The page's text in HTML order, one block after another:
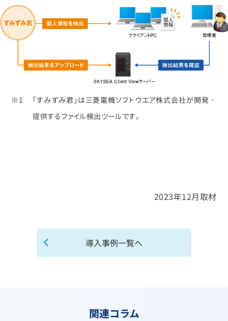
「すみずみ君」は三菱電機ソフトウエア株式会社が開発・
提供するファイル検出ツールです。
2023年12月取材
導入事例一覧へ
関連コラム